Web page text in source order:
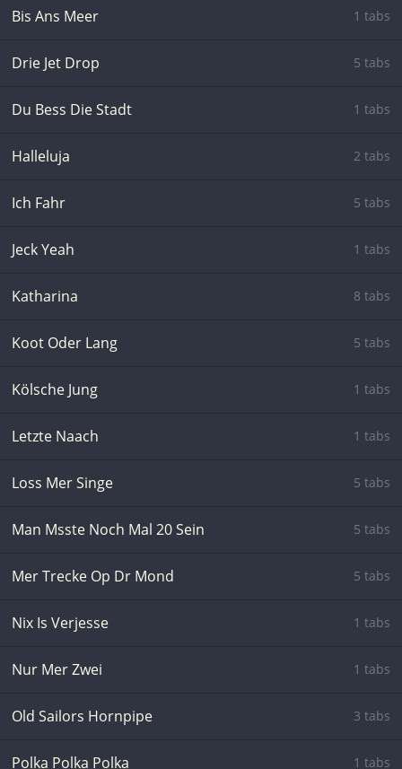
Bis Ans Meer 1 tabs
Drie Jet Drop 5 tabs
Du Bess Die Stadt 1 tabs
Halleluja 2 tabs
Ich Fahr 5 tabs
Jeck Yeah 1 tabs
Katharina 8 tabs
Koot Oder Lang 5 tabs
Kölsche Jung 1 tabs
Letzte Naach 1 tabs
Loss Mer Singe 5 tabs
Man Msste Noch Mal 20 Sein 5 tabs
Mer Trecke Op Dr Mond 5 tabs
Nix Is Verjesse 1 tabs
Nur Mer Zwei 1 tabs
Old Sailors Hornpipe 3 tabs
Polka Polka Polka 1 tabs